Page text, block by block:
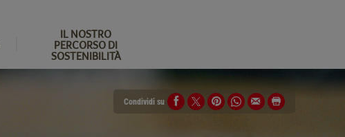
IL NOSTRO
PERCORSO DI
SOSTENIBILITÀ
Condividi su